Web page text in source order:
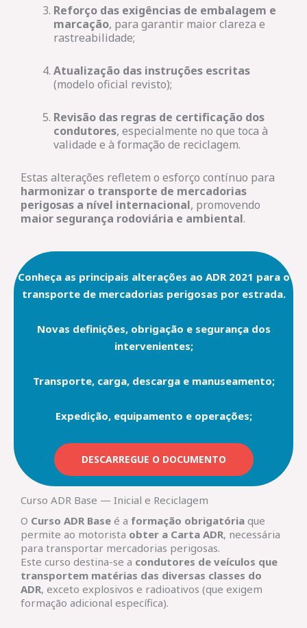
Reforço das exigências de embalagem e
marcação, para garantir maior clareza e
rastreabilidade;
Atualização das instruções escritas
(modelo oficial revisto);
Revisão das regras de certificação dos
condutores, especialmente no que toca à
validade e à formação de reciclagem.
Estas alterações refletem o esforço contínuo para
harmonizar o transporte de mercadorias
perigosas a nível internacional, promovendo
maior segurança rodoviária e ambiental.
Conheça as principais alterações ao ADR 2021 para o
transporte de mercadorias perigosas por estrada.
Novas definições, obrigação e segurança dos
intervenientes;
Transporte, carga, descarga e manuseamento;
Expedição, equipamento e operações;
DESCARREGUE O DOCUMENTO
Curso ADR Base — Inicial e Reciclagem
O Curso ADR Base é a formação obrigatória que
permite ao motorista obter a Carta ADR, necessária
para transportar mercadorias perigosas.
Este curso destina-se a condutores de veículos que
transportem matérias das diversas classes do
ADR, exceto explosivos e radioativos (que exigem
formação adicional específica).